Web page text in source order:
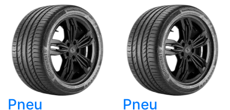
Pneu
Pneu